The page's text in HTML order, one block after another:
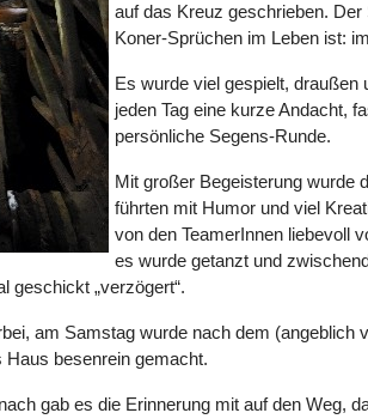
auf das Kreuz geschrieben.
Koner-Sprüchen im Leben ist:
Es wurde viel gespielt, draußen
jeden Tag eine kurze Andacht,
persönliche Segens-Runde.
Mit großer Begeisterung wurde
führten mit Humor und viel
von den TeamerInnen liebevoll
es wurde getanzt und
geschickt „verzögert“.
am Samstag wurde nach dem (angeblich
Haus besenrein gemacht.
gab es die Erinnerung mit auf den Weg,